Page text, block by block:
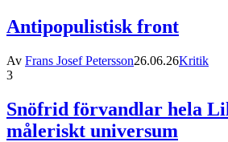
Antipopulistisk front
Av Frans Josef Petersson26.06.26Kritik
3
Snöfrid förvandlar hela
måleriskt universum